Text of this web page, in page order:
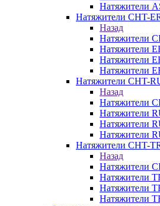
Натяжители
Натяжители CHT-
Назад
Натяжители
Натяжители
Натяжители
Натяжители
Натяжители CHT-
Назад
Натяжители
Натяжители
Натяжители
Натяжители
Натяжители CHT-
Назад
Натяжители
Натяжители
Натяжители
Натяжители